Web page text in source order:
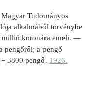
Tudományos
alkalmából tör­vénybe
millió koronára emeli. —
pengőről; a pengő
3800 pengő. 1926.